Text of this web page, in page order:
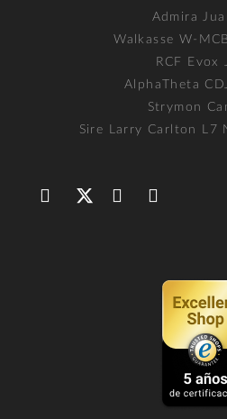
Admira
Walkasse W-
RCF Evox
AlphaTheta
Strymon
Sire Larry Carlton L7